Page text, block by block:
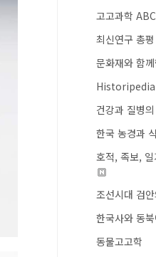
고고과학 ABC
최신연구 총평
문화재와 함
Historipedia
건강과 질병
한국 농경과
호적, 족보,
조선시대 검
한국사와 동
동물고고학